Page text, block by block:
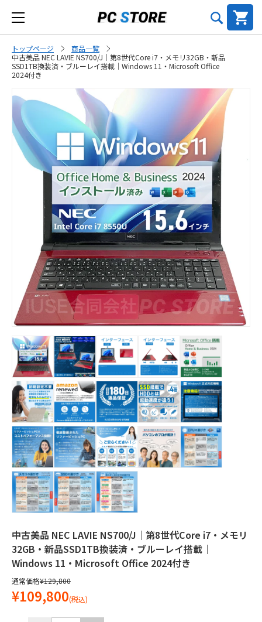
トップページ
商品一覧
中古美品 NEC LAVIE NS700/J｜第8世代Core i7・メモリ32GB・新品
SSD1TB換装済・ブルーレイ搭載｜Windows 11・Microsoft Office
2024付き
中古美品 NEC LAVIE NS700/J｜第8世代Core i7・メモリ
32GB・新品SSD1TB換装済・ブルーレイ搭載｜
Windows 11・Microsoft Office 2024付き
通常価格¥129,800
¥109,800(税込)